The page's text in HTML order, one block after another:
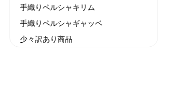
手織りペルシャキリム
手織りペルシャギャッベ
少々訳あり商品